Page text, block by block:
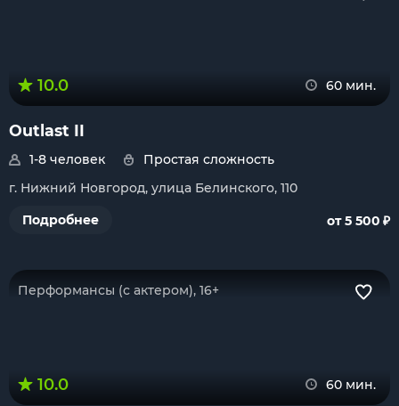
10.0 60 мин.
Outlast II
1-8 человек
Простая сложность
г. Нижний Новгород, улица Белинского, 110
Подробнее
от 5 500 ₽
Перформансы (с актером), 16+
10.0 60 мин.